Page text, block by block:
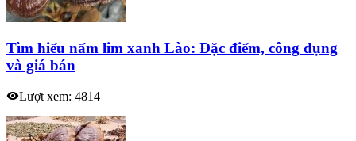
Tìm hiểu nấm lim xanh Lào: Đặc điểm, công dụng
và giá bán
Lượt xem: 4814